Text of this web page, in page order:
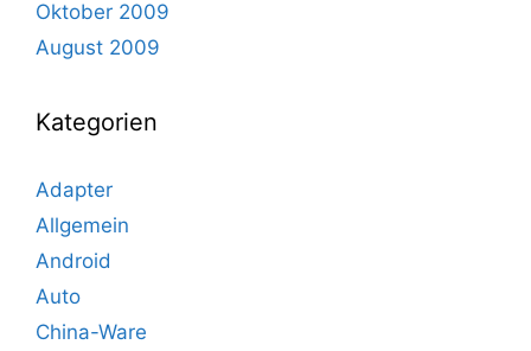
Oktober 2009
August 2009
Kategorien
Adapter
Allgemein
Android
Auto
China-Ware